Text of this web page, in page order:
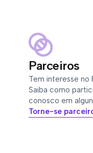
Parceiros
Tem interesse no
Saiba como
conosco em
Torne-se